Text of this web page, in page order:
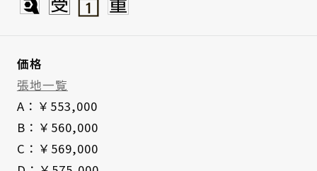
価格
張地一覧
A：￥553,000
B：￥560,000
C：￥569,000